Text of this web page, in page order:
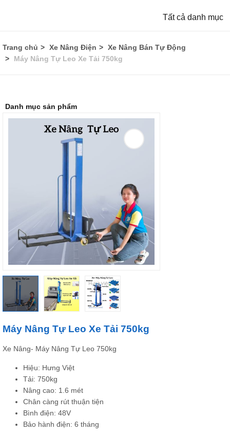
Tất cả danh mục
Trang chủ Xe Nâng Điện
Xe Nâng Bán Tự Động
Máy Nâng Tự Leo Xe Tải 750kg
Danh mục sản phẩm
Máy Nâng Tự Leo Xe Tải 750kg
Xe Nâng- Máy Nâng Tự Leo 750kg
Hiệu: Hưng Việt
Tải: 750kg
Nâng cao: 1.6 mét
Chân càng rút thuận tiện
Bình điện: 48V
Bảo hành điện: 6 tháng